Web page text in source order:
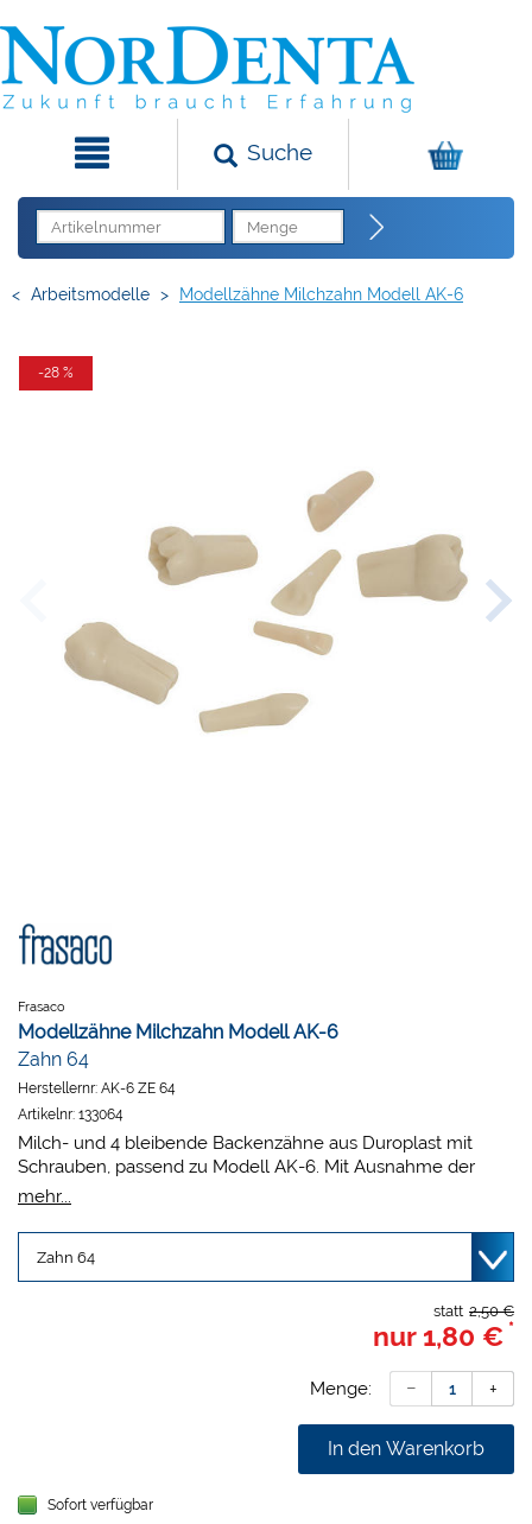
Suche
< Arbeitsmodelle > Modellzähne Milchzahn Modell AK-6
-28 %
Frasaco
Modellzähne Milchzahn Modell AK-6
Zahn 64
Herstellernr: AK-6 ZE 64
Artikelnr: 133064
Milch- und 4 bleibende Backenzähne aus Duroplast mit
Schrauben, passend zu Modell AK-6. Mit Ausnahme der
Positionen 46 und 63 passen die Zähne auch perfekt in die
und 82 sind zum Einkleben, die restlichen Zähne haben
Schrauben.
mehr...
2,50 €
statt
nur 1,80 € *
Menge:
In den Warenkorb
Sofort verfügbar